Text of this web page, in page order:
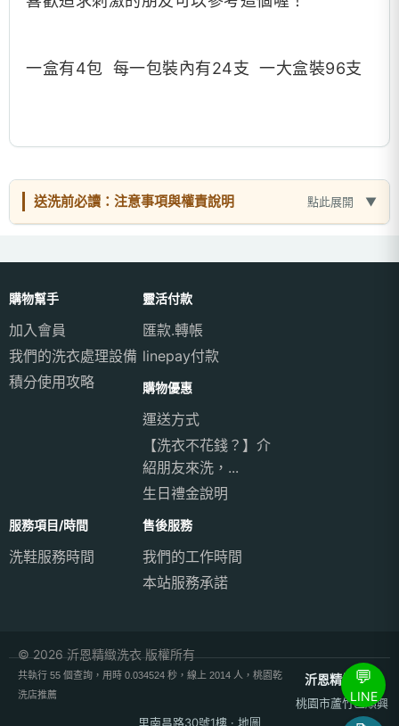
一盒有4包 每一包裝內有24支 一大盒裝96支
送洗前必讀：注意事項與權責說明 點此展開
購物幫手
加入會員
我們的洗衣處理設備
積分使用攻略
靈活付款
匯款.轉帳
linepay付款
購物優惠
運送方式
【洗衣不花錢？】介
紹朋友來洗，...
生日禮金說明
服務項目/時間
洗鞋服務時間
售後服務
我們的工作時間
本站服務承諾
© 2026 沂恩精緻洗衣 版權所有
共執行 55 個查詢，用時 0.034524 秒，線上 2014 人，桃園乾
洗店推薦
沂恩精緻洗衣
桃園市蘆竹區順興
里南昌路30號1樓 · 地圖
💬
LINE